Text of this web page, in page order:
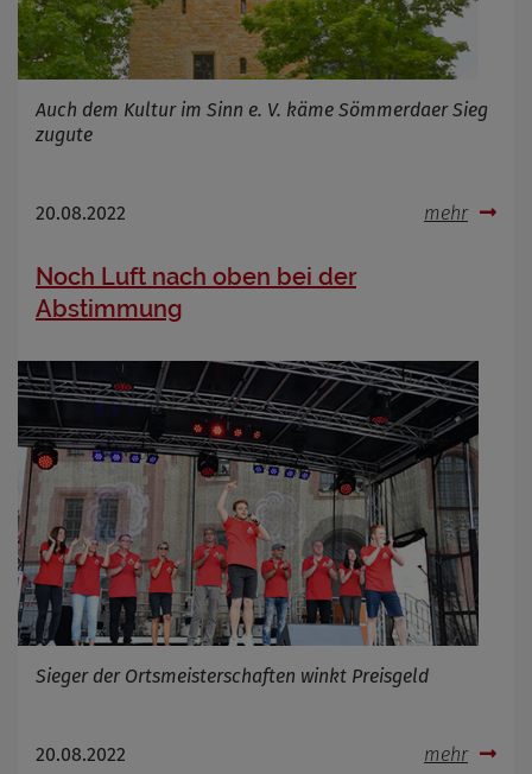
Auch dem Kultur im Sinn e. V. käme Sömmerdaer Sieg
zugute
20.08.2022 mehr
Noch Luft nach oben bei der
Abstimmung
Sieger der Ortsmeisterschaften winkt Preisgeld
20.08.2022 mehr